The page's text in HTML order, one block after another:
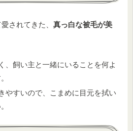
されてきた、 真っ白な被毛が美
、飼い主と一緒にいることを何よ
やすいので、こまめに目元を拭い